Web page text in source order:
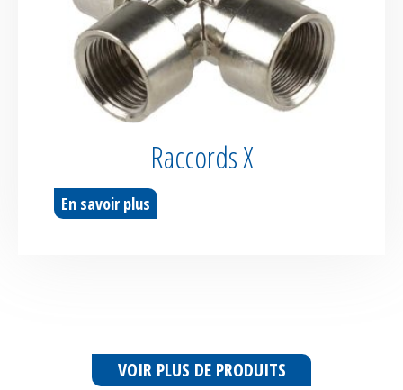
Raccords X
En savoir plus
VOIR PLUS DE PRODUITS